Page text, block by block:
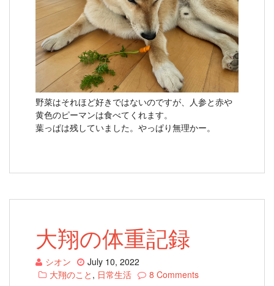
野菜はそれほど好きではないのですが、人参と赤や
黄色のピーマンは食べてくれます。
葉っぱは残していました。やっぱり無理かー。
大翔の体重記録
シオン
July 10, 2022
大翔のこと , 日常生活
8 Comments